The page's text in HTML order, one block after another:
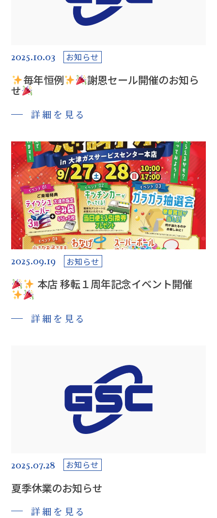
2025.10.03 お知らせ
毎年恒例 謝恩セール開催のお知ら
せ
詳細を見る
2025.09.19 お知らせ
本店 移転１周年記念イベント開催
詳細を見る
2025.07.28 お知らせ
夏季休業のお知らせ
詳細を見る